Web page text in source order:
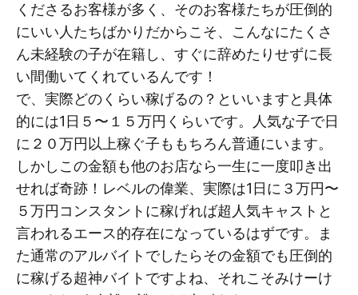
くださるお客様が多く、そのお客様たちが圧倒的
にいい人たちばかりだからこそ、こんなにたくさ
ん未経験の子が在籍し、すぐに辞めたりせずに長
い間働いてくれているんです！
で、実際どのくらい稼げるの？といいますと具体
的には1日５〜１５万円くらいです。人気な子で日
に２０万円以上稼ぐ子ももちろん普通にいます。
しかしこの金額も他のお店なら一生に一度叩き出
せれば奇跡！レベルの偉業、実際は1日に３万円〜
５万円コンスタントに稼げれば超人気キャストと
言われるエース的存在になっているはずです。ま
た通常のアルバイトでしたらその金額でも圧倒的
に稼げる超神バイトですよね、それこそみけーけ